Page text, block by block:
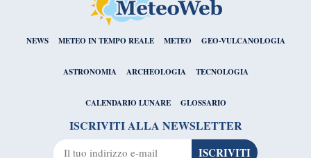
NEWS METEO IN TEMPO REALE METEO GEO-VULCANOLOGIA
ASTRONOMIA ARCHEOLOGIA TECNOLOGIA
CALENDARIO LUNARE GLOSSARIO
ISCRIVITI ALLA NEWSLETTER